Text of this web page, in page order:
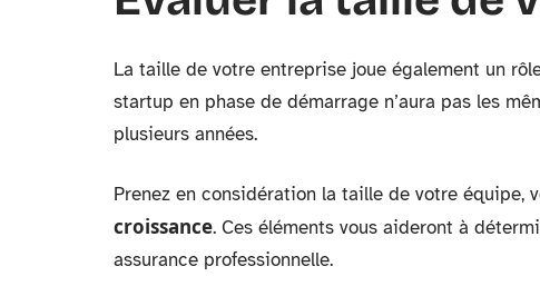
La taille de votre entreprise joue également un
startup en phase de démarrage n’aura pas les
plusieurs années.
Prenez en considération la taille de votre équipe,
croissance. Ces éléments vous aideront à
assurance professionnelle.